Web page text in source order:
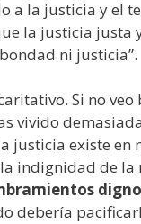
a la justicia y el
la justicia justa
ni justicia”.
Si no
vivido
justicia existe en
indignidad de la
debería